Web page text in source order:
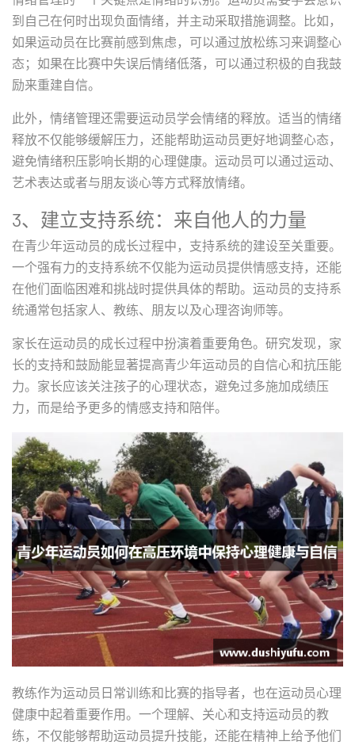
到自己在何时出现负面情绪，并主动采取措施调整。比如，
如果运动员在比赛前感到焦虑，可以通过放松练习来调整心
态；如果在比赛中失误后情绪低落，可以通过积极的自我鼓
励来重建自信。
此外，情绪管理还需要运动员学会情绪的释放。适当的情绪
释放不仅能够缓解压力，还能帮助运动员更好地调整心态，
避免情绪积压影响长期的心理健康。运动员可以通过运动、
艺术表达或者与朋友谈心等方式释放情绪。
3、建立支持系统：来自他人的力量
在青少年运动员的成长过程中，支持系统的建设至关重要。
一个强有力的支持系统不仅能为运动员提供情感支持，还能
在他们面临困难和挑战时提供具体的帮助。运动员的支持系
统通常包括家人、教练、朋友以及心理咨询师等。
家长在运动员的成长过程中扮演着重要角色。研究发现，家
长的支持和鼓励能显著提高青少年运动员的自信心和抗压能
力。家长应该关注孩子的心理状态，避免过多施加成绩压
力，而是给予更多的情感支持和陪伴。
教练作为运动员日常训练和比赛的指导者，也在运动员心理
健康中起着重要作用。一个理解、关心和支持运动员的教
练，不仅能够帮助运动员提升技能，还能在精神上给予他们